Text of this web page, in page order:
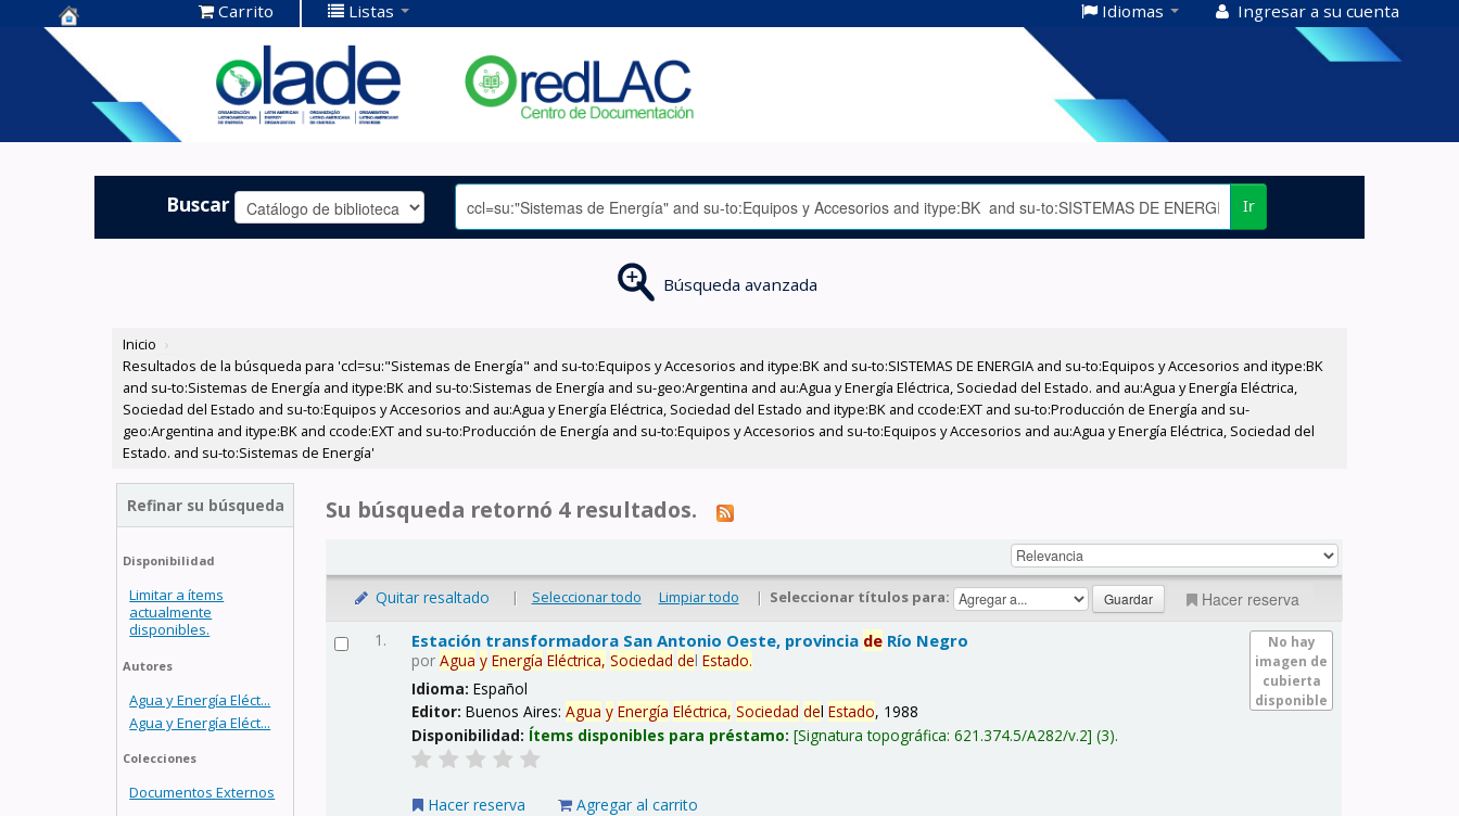
Centro de
Documentación
OLADE -
Carrito Listas Idiomas Ingresar a su cuenta
Buscar Ir
Búsqueda avanzada
Inicio ›
Resultados de la búsqueda para 'ccl=su:"Sistemas de Energía" and su-to:Equipos y Accesorios and itype:BK and su-to:SISTEMAS DE ENERGIA and su-to:Equipos y Accesorios and itype:BK
and su-to:Sistemas de Energía and itype:BK and su-to:Sistemas de Energía and su-geo:Argentina and au:Agua y Energía Eléctrica, Sociedad del Estado. and au:Agua y Energía Eléctrica,
Sociedad del Estado and su-to:Equipos y Accesorios and au:Agua y Energía Eléctrica, Sociedad del Estado and itype:BK and ccode:EXT and su-to:Producción de Energía and su-
geo:Argentina and itype:BK and ccode:EXT and su-to:Producción de Energía and su-to:Equipos y Accesorios and su-to:Equipos y Accesorios and au:Agua y Energía Eléctrica, Sociedad del
Estado. and su-to:Sistemas de Energía'
Refinar su búsqueda
Disponibilidad
Limitar a ítems
actualmente
disponibles.
Autores
Agua y Energía Eléct...
Agua y Energía Eléct...
Colecciones
Documentos Externos
Su búsqueda retornó 4 resultados.
Quitar resaltado | Seleccionar todo Limpiar todo | Seleccionar títulos para: Hacer reserva
1.
No hay
imagen de
cubierta
disponible
Estación transformadora San Antonio Oeste, provincia de Río Negro
porAgua y Energía Eléctrica, Sociedad delEstado.
Idioma:Español
Editor:Buenos Aires:Agua y Energía Eléctrica, Sociedad delEstado, 1988
Disponibilidad: Ítems disponibles para préstamo: Signatura topográfica:621.374.5/A282/v.2 (3).
Hacer reserva Agregar al carrito